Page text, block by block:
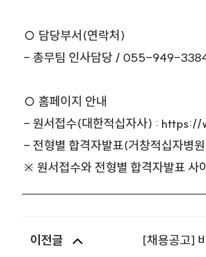
○ 담당부서(연락처)
- 총무팀 인사담당 / 055-949-
○ 홈페이지 안내
- 원서접수(대한적십자사) : https://
- 전형별 합격자발표(거창적십자병
※ 원서접수와 전형별 합격자발표 사
이전글 [채용공고]